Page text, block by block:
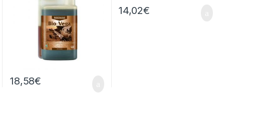
18,58€
14,02€